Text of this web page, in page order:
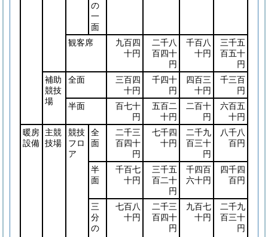
の
一
面
観客席
九百四
十円
二千八
百四十
円
千百八
十円
三千五
百五十
円
補助
競技
場
全面
三百四
十円
千四十
円
四百三
十円
千三百
円
半面
百七十
円
五百二
十円
二百十
円
六百五
十円
暖房
設備
主競
技場
競技
フロ
ア
全
面
二千三
百四十
円
七千四
十円
二千九
百三十
円
八千八
百円
半
面
千百七
十円
三千五
百二十
円
千四百
六十円
四千四
百円
三
分
の
七百八
十円
二千三
百四十
円
九百七
十円
二千九
百三十
円